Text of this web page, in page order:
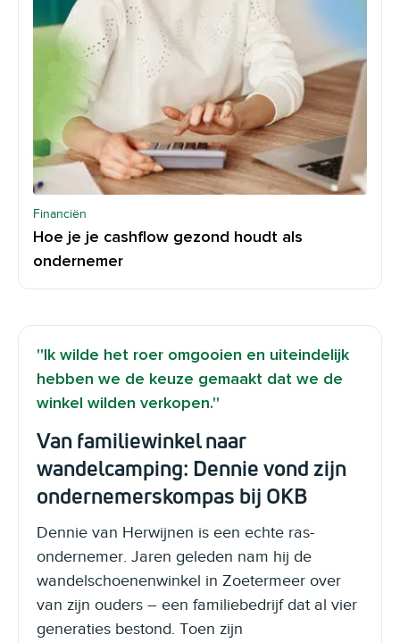
Financiën
Hoe je je cashflow gezond houdt als
ondernemer
''Ik wilde het roer omgooien en uiteindelijk
hebben we de keuze gemaakt dat we de
winkel wilden verkopen.''
Van familiewinkel naar
wandelcamping: Dennie vond zijn
ondernemerskompas bij OKB
Dennie van Herwijnen is een echte ras-
ondernemer. Jaren geleden nam hij de
wandelschoenenwinkel in Zoetermeer over
van zijn ouders – een familiebedrijf dat al vier
generaties bestond. Toen zijn